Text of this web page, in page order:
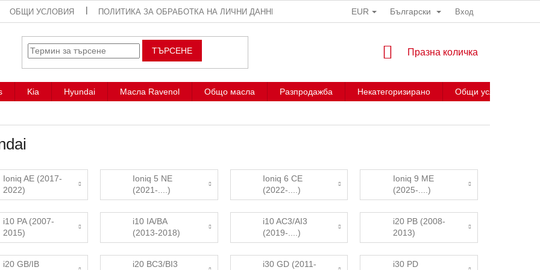
ОБЩИ УСЛОВИЯ ПОЛИТИКА ЗА ОБРАБОТКА НА ЛИЧНИ ДАННИ EUR Български Вход
ТЪРСЕНЕ
КОЛИЧКА
ПАЗАРУВАНЕ
Празна количка
Kia Hyundai Масла Ravenol Общо масла Разпродажба Некатегоризирано Общи условия
Ioniq AE (2017-
2022)
Ioniq 5 NE
(2021-....)
Ioniq 6 CE
(2022-....)
Ioniq 9 ME
(2025-....)
i10 PA (2007-
2015)
i10 IA/BA
(2013-2018)
i10 AC3/AI3
(2019-....)
i20 PB (2008-
2013)
i20 GB/IB
i20 BC3/BI3
i30 GD (2011-
i30 PD